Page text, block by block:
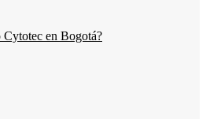
Cytotec en Bogotá?